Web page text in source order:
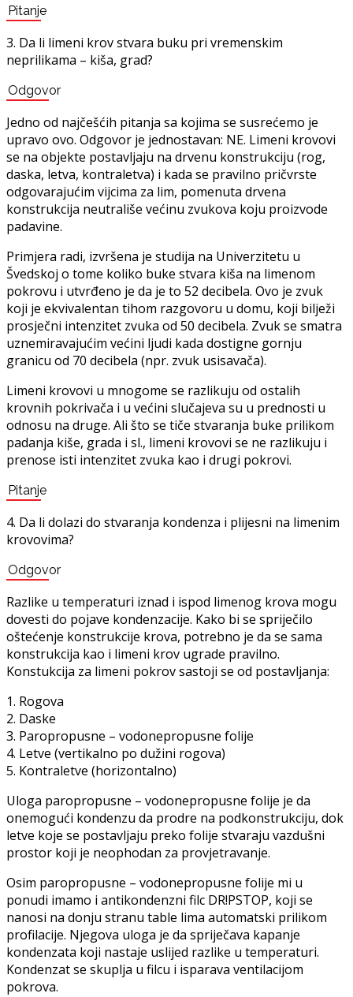
Pitanje
3. Da li limeni krov stvara buku pri vremenskim
neprilikama – kiša, grad?
Odgovor
Jedno od najčešćih pitanja sa kojima se susrećemo je
upravo ovo. Odgovor je jednostavan: NE. Limeni krovovi
se na objekte postavljaju na drvenu konstrukciju (rog,
daska, letva, kontraletva) i kada se pravilno pričvrste
odgovarajućim vijcima za lim, pomenuta drvena
konstrukcija neutrališe većinu zvukova koju proizvode
padavine.
Primjera radi, izvršena je studija na Univerzitetu u
Švedskoj o tome koliko buke stvara kiša na limenom
pokrovu i utvrđeno je da je to 52 decibela. Ovo je zvuk
koji je ekvivalentan tihom razgovoru u domu, koji bilježi
prosječni intenzitet zvuka od 50 decibela. Zvuk se smatra
uznemiravajućim većini ljudi kada dostigne gornju
granicu od 70 decibela (npr. zvuk usisavača).
Limeni krovovi u mnogome se razlikuju od ostalih
krovnih pokrivača i u većini slučajeva su u prednosti u
odnosu na druge. Ali što se tiče stvaranja buke prilikom
padanja kiše, grada i sl., limeni krovovi se ne razlikuju i
prenose isti intenzitet zvuka kao i drugi pokrovi.
Pitanje
4. Da li dolazi do stvaranja kondenza i plijesni na limenim
krovovima?
Odgovor
Razlike u temperaturi iznad i ispod limenog krova mogu
dovesti do pojave kondenzacije. Kako bi se spriječilo
oštećenje konstrukcije krova, potrebno je da se sama
konstrukcija kao i limeni krov ugrade pravilno.
Konstukcija za limeni pokrov sastoji se od postavljanja:
1. Rogova
2. Daske
3. Paropropusne – vodonepropusne folije
4. Letve (vertikalno po dužini rogova)
5. Kontraletve (horizontalno)
Uloga paropropusne – vodonepropusne folije je da
onemogući kondenzu da prodre na podkonstrukciju, dok
letve koje se postavljaju preko folije stvaraju vazdušni
prostor koji je neophodan za provjetravanje.
Osim paropropusne – vodonepropusne folije mi u
ponudi imamo i antikondenzni filc DR!PSTOP, koji se
nanosi na donju stranu table lima automatski prilikom
profilacije. Njegova uloga je da spriječava kapanje
kondenzata koji nastaje uslijed razlike u temperaturi.
Kondenzat se skuplja u filcu i isparava ventilacijom
pokrova.